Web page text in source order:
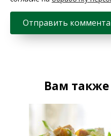
Вам также